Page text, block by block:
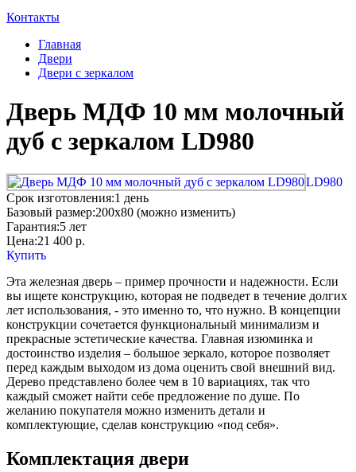
Контакты
Главная
Двери
Двери с зеркалом
Дверь МДФ 10 мм молочный
дуб с зеркалом LD980
LD980
Срок изготовления:1 день
Базовый размер:200x80 (можно изменить)
Гарантия:5 лет
Цена:21 400 р.
Купить
Эта железная дверь – пример прочности и надежности. Если
вы ищете конструкцию, которая не подведет в течение долгих
лет использования, - это именно то, что нужно. В концепции
конструкции сочетается функциональный минимализм и
прекрасные эстетические качества. Главная изюминка и
достоинство изделия – большое зеркало, которое позволяет
перед каждым выходом из дома оценить свой внешний вид.
Дерево представлено более чем в 10 вариациях, так что
каждый сможет найти себе предложение по душе. По
желанию покупателя можно изменить детали и
комплектующие, сделав конструкцию «под себя».
Комплектация двери